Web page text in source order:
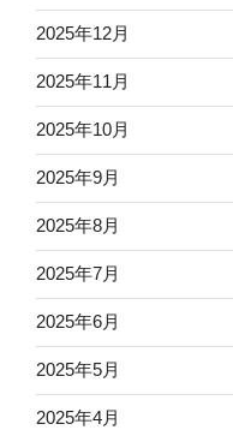
2025年12月
2025年11月
2025年10月
2025年9月
2025年8月
2025年7月
2025年6月
2025年5月
2025年4月